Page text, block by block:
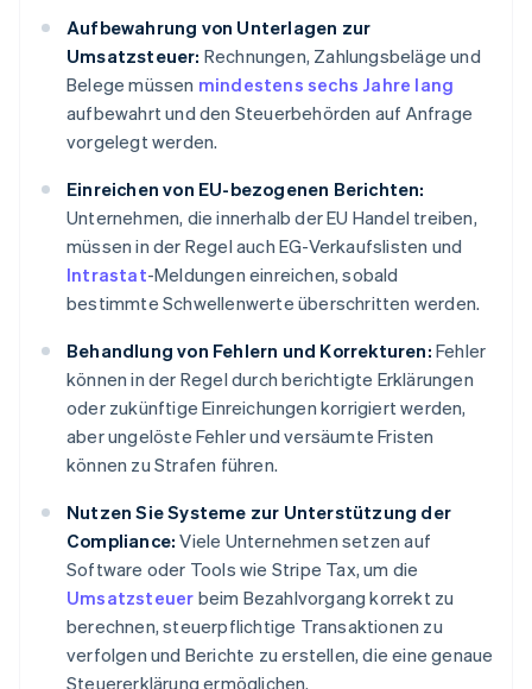
Aufbewahrung von Unterlagen zur
Umsatzsteuer: Rechnungen, Zahlungsbeläge und
Belege müssen mindestens sechs Jahre lang
aufbewahrt und den Steuerbehörden auf Anfrage
vorgelegt werden.
Einreichen von EU-bezogenen Berichten:
Unternehmen, die innerhalb der EU Handel treiben,
müssen in der Regel auch EG-Verkaufslisten und
Intrastat-Meldungen einreichen, sobald
bestimmte Schwellenwerte überschritten werden.
Behandlung von Fehlern und Korrekturen: Fehler
können in der Regel durch berichtigte Erklärungen
oder zukünftige Einreichungen korrigiert werden,
aber ungelöste Fehler und versäumte Fristen
können zu Strafen führen.
Nutzen Sie Systeme zur Unterstützung der
Compliance: Viele Unternehmen setzen auf
Software oder Tools wie Stripe Tax, um die
Umsatzsteuer beim Bezahlvorgang korrekt zu
berechnen, steuerpflichtige Transaktionen zu
verfolgen und Berichte zu erstellen, die eine genaue
Steuererklärung ermöglichen.